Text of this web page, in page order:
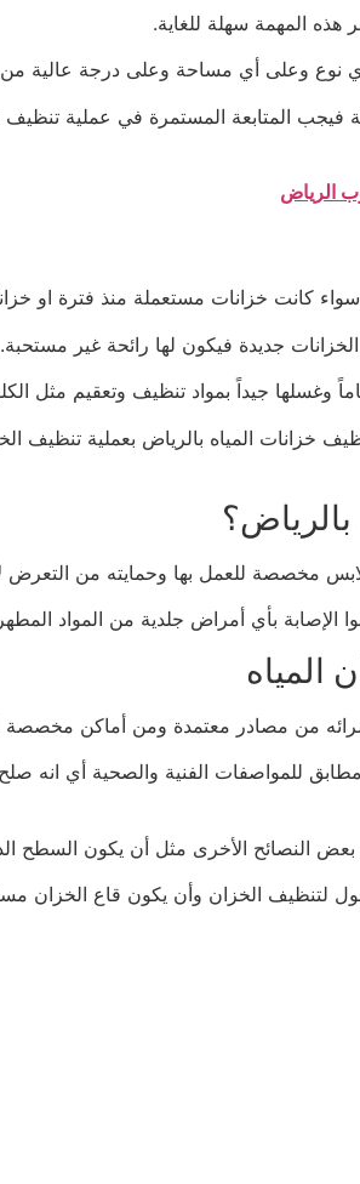
هذه المهمة سهلة للغاية.
وعلى أي مساحة وعلى درجة عالية من
المتابعة المستمرة في عملية
الرياض
كانت خزانات مستعملة منذ فترة او
جديدة فيكون لها رائحة غير مستحبة.
وغسلها جيداً بمواد تنظيف وتعقيم مثل
المياه بالرياض بعملية تنظيف
مخصصة للعمل بها وحمايته من
بأي أمراض جلدية من المواد
المياه
من مصادر معتمدة ومن أماكن مخصصة
مطابق للمواصفات الفنية والصحية أي
النصائح الأخرى مثل أن يكون السطح
لتنظيف الخزان وأن يكون قاع الخزان